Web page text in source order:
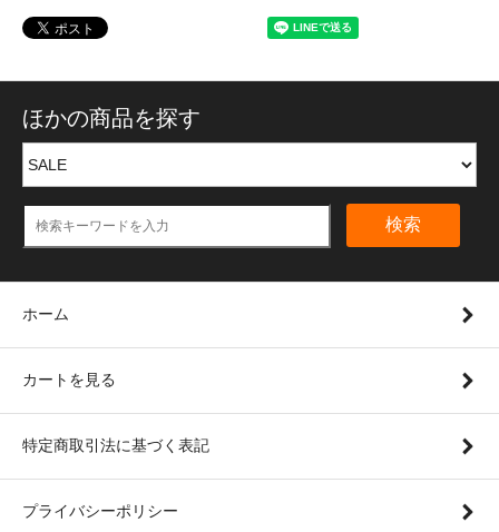
ほかの商品を探す
検索
ホーム
カートを見る
特定商取引法に基づく表記
プライバシーポリシー